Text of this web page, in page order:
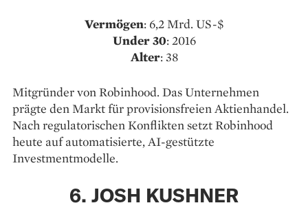
Vermögen: 6,2 Mrd. US-$
Under 30: 2016
Alter: 38
Mitgründer von Robinhood. Das Unternehmen
prägte den Markt für provisionsfreien Aktienhandel.
Nach regulatorischen Konflikten setzt Robinhood
heute auf automatisierte, AI-gestützte
Investmentmodelle.
6. JOSH KUSHNER